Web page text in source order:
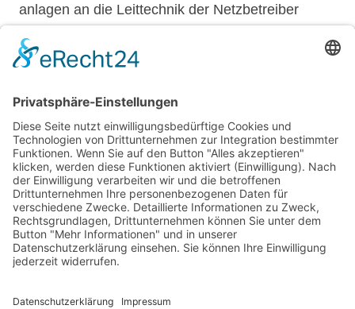
anlagen an die Leittechnik der Netzbetreiber
anzubinden, liefern wir komplette Fernwirk-
Anlagen. Wir verwenden dafür Komponenten
umfassen Projektierung, Fertigung, Montage,
24-h-Notfall-Hotline:
01 52 . 38 97 91 18
Startseite
Impressum
unsere Partner: